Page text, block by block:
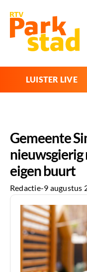
LUISTER LIVE
Gemeente
eigen buurt
Redactie-9 augustus